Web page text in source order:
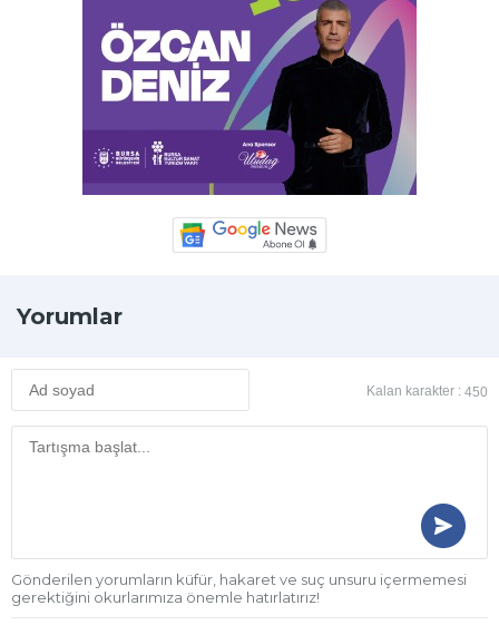
Yorumlar
Kalan karakter : 450
Gönderilen yorumların küfür, hakaret ve suç unsuru içermemesi
gerektiğini okurlarımıza önemle hatırlatırız!